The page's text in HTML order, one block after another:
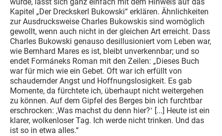
Kapitel „Der Dreckskerl Bukowski“ erklären. Ähnlichkeiten
zur Ausdrucksweise Charles Bukowskis sind womöglich
gewollt, wenn auch nicht in der gleichen Art erreicht. Dass
Charles Bukowski genauso desillusioniert vom Leben war,
wie Bernhard Mares es ist, bleibt unverkennbar; und so
endet Formáneks Roman mit den Zeilen: „Dieses Buch
war für mich wie ein Gebet. Oft war ich erfüllt von
schaudernder Angst und Hoffnungslosigkeit. Es gab
Momente, da fürchtete ich, überhaupt nicht weitergehen
zu können. Auf dem Gipfel des Berges bin ich furchtbar
erschrocken: ‚Was machst du denn hier?‛ [...] Heute ist ein
klarer, wolkenloser Tag. Ich werde nicht trinken. Und das
ist so in etwa alles.“